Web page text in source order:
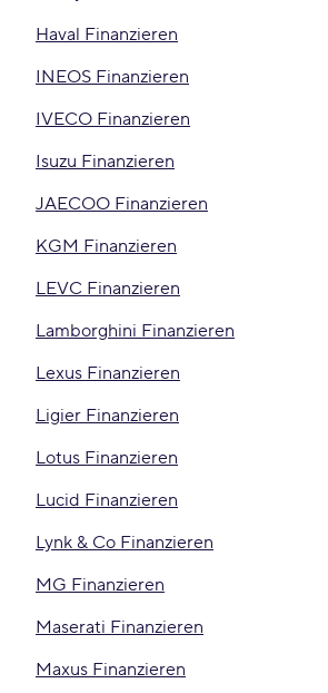
Haval Finanzieren
INEOS Finanzieren
IVECO Finanzieren
Isuzu Finanzieren
JAECOO Finanzieren
KGM Finanzieren
LEVC Finanzieren
Lamborghini Finanzieren
Lexus Finanzieren
Ligier Finanzieren
Lotus Finanzieren
Lucid Finanzieren
Lynk & Co Finanzieren
MG Finanzieren
Maserati Finanzieren
Maxus Finanzieren